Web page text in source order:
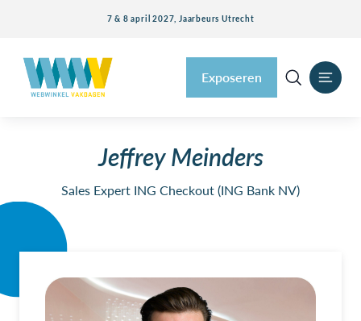
7 & 8 april 2027, Jaarbeurs Utrecht
Exposeren
Jeffrey Meinders
Sales Expert ING Checkout (ING Bank NV)